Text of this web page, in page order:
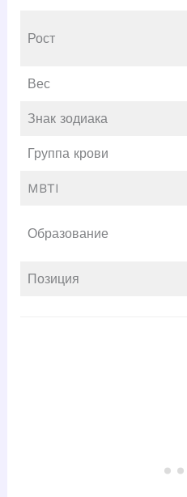
Рост
Вес
Знак зодиака
Группа крови
MBTI
Образование
Позиция